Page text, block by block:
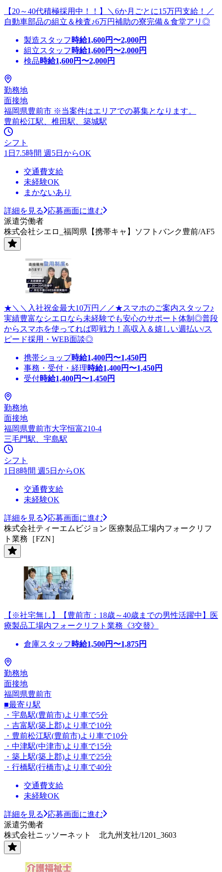
【20～40代積極採用中！！】＼6か月ごとに15万円支給！／
自動車部品の組立＆検査♪6万円補助の寮完備＆食堂アリ◎
製造スタッフ 時給1,600円〜2,000円
組立スタッフ 時給1,600円〜2,000円
検品時給1,600円〜2,000円
勤務地
面接地
福岡県豊前市 ※当案件はエリアでの募集となります。
豊前松江駅、椎田駅、築城駅
シフト
1日7.5時間 週5日からOK
交通費支給
未経験OK
まかないあり
詳細を見る
応募画面に進む
派遣労働者
株式会社シエロ_福岡県【携帯キャ】ソフトバンク豊前/AF5
★＼＼入社祝金最大10万円／／★スマホのご案内スタッフ♪
実績豊富なシエロなら未経験でも安心のサポート体制◎普段
からスマホを使ってれば即戦力！高収入＆嬉しい週払い/ス
ピード採用・WEB面談◎
携帯ショップ時給1,400円〜1,450円
事務・受付・経理時給1,400円〜1,450円
受付時給1,400円〜1,450円
勤務地
面接地
福岡県豊前市大字恒富210-4
三毛門駅、宇島駅
シフト
1日8時間 週5日からOK
交通費支給
未経験OK
詳細を見る
応募画面に進む
株式会社ティーエムビジョン 医療製品工場内フォークリフ
ト業務［FZN］
【※社宅無し】【豊前市：18歳～40歳までの男性活躍中】医
療製品工場内フォークリフト業務《3交替》
倉庫スタッフ 時給1,500円〜1,875円
勤務地
面接地
福岡県豊前市
■最寄り駅
・宇島駅(豊前市)より車で5分
・吉富駅(築上郡)より車で10分
・豊前松江駅(豊前市)より車で10分
・中津駅(中津市)より車で15分
・築上駅(築上郡)より車で25分
・行橋駅(行橋市)より車で40分
交通費支給
未経験OK
詳細を見る
応募画面に進む
派遣労働者
株式会社ニッソーネット 北九州支社/1201_3603